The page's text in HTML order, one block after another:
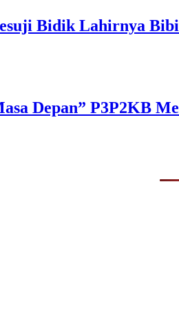
Bidik Lahirnya
Depan” P3P2KB